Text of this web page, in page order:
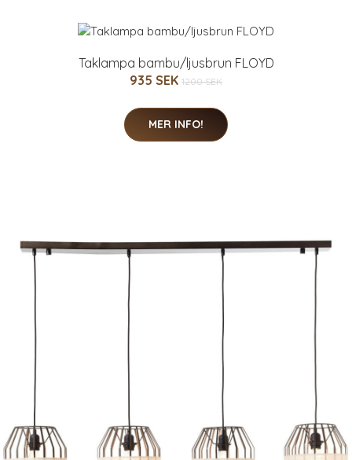
Taklampa bambu/ljusbrun FLOYD
935 SEK 1200 SEK
MER INFO!